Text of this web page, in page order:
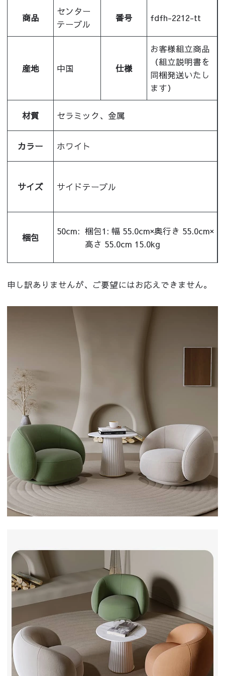
商品
センター
テーブル
番号 fdfh-2212-tt
産地 中国 仕様
お客様組立商品
（組立説明書を
同梱発送いたし
ます）
材質 セラミック、金属
カラー ホワイト
サイズ サイドテーブル
梱包
50cm: 梱包1: 幅 55.0cm×奥行き 55.0cm×
高さ 55.0cm 15.0kg
申し訳ありませんが、ご要望にはお応えできません。